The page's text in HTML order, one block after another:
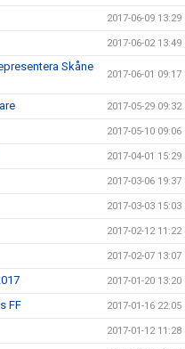
2017-06-09 13:29
2017-06-02 13:49
Skåne
2017-06-01 09:17
2017-05-29 09:32
2017-05-10 09:06
2017-04-01 15:29
2017-03-06 19:37
2017-03-03 15:03
2017-02-12 11:22
2017-02-07 13:07
2017-01-20 13:20
FF 2017-01-16 22:05
2017-01-12 11:28